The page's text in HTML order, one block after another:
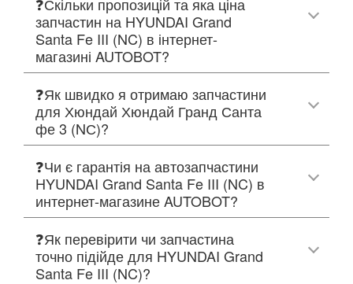
запчастин на HYUNDAI Grand
Santa Fe III (NC) в інтернет-
магазині AUTOBOT?
❓Як швидко я отримаю запчастини
для Хюндай Хюндай Гранд Санта
фе 3 (NС)?
❓Чи є гарантія на автозапчастини
HYUNDAI Grand Santa Fe III (NC) в
интернет-магазине AUTOBOT?
❓Як перевірити чи запчастина
точно підійде для HYUNDAI Grand
Santa Fe III (NC)?